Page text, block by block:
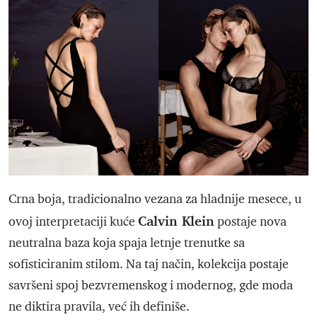
Crna boja, tradicionalno vezana za hladnije mesece, u
ovoj interpretaciji kuće Calvin Kleinpostaje nova
neutralna baza koja spaja letnje trenutke sa
sofisticiranim stilom. Na taj način, kolekcija postaje
savršeni spoj bezvremenskog i modernog, gde moda
ne diktira pravila, već ih definiše.